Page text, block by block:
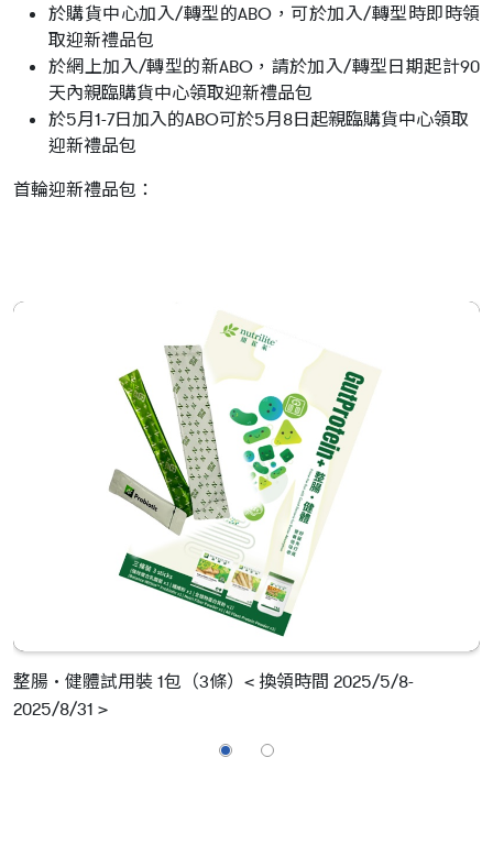
於購貨中心加入/轉型的ABO，可於加入/轉型時即時領
取迎新禮品包
於網上加入/轉型的新ABO，請於加入/轉型日期起計90
天內親臨購貨中心領取迎新禮品包
於5月1-7日加入的ABO可於5月8日起親臨購貨中心領取
迎新禮品包
首輪迎新禮品包：
整腸·健體試用裝 1包（3條）< 換領時間 2025/5/8-
2025/8/31 >